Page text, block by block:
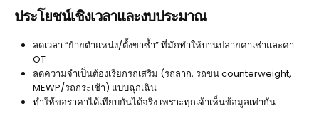
ประโยชน์เชิงเวลาและงบประมาณ
ลดเวลา “ย้ายตำแหน่ง/ตั้งขาซ้ำ” ที่มักทำให้บานปลายค่าเช่าและค่า
OT
ลดความจำเป็นต้องเรียกรถเสริม (รถลาก, รถขน counterweight,
MEWP/รถกระเช้า) แบบฉุกเฉิน
ทำให้ขอราคาได้เทียบกันได้จริง เพราะทุกเจ้าเห็นข้อมูลเท่ากัน